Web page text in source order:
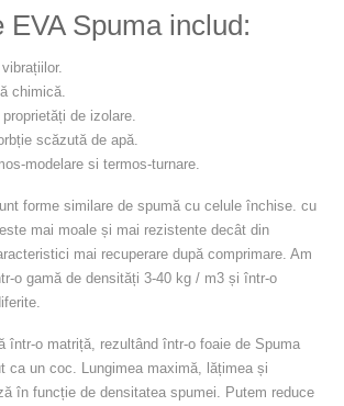
EVA Spuma includ:
chimică.
de izolare.
scăzută de apă.
modelare si termos-turnare.
forme similare de spumă cu celule închise. cu
mai moale și mai rezistente decât din
mai recuperare după comprimare. Am
o gamă de densități 3-40 kg / m3 și într-o
într-o matriță, rezultând într-o foaie de Spuma
ca un coc. Lungimea maximă, lățimea și
în funcție de densitatea spumei. Putem reduce